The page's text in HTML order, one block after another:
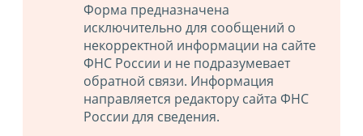
Форма предназначена
исключительно для сообщений о
некорректной информации на сайте
ФНС России и не подразумевает
обратной связи. Информация
направляется редактору сайта ФНС
России для сведения.